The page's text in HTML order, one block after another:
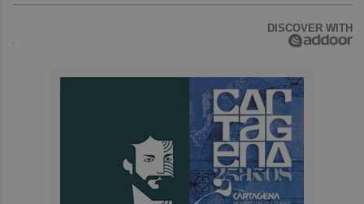
DISCOVER WITH